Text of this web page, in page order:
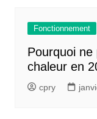
Fonctionnement
Pourquoi
chaleur en
cpry